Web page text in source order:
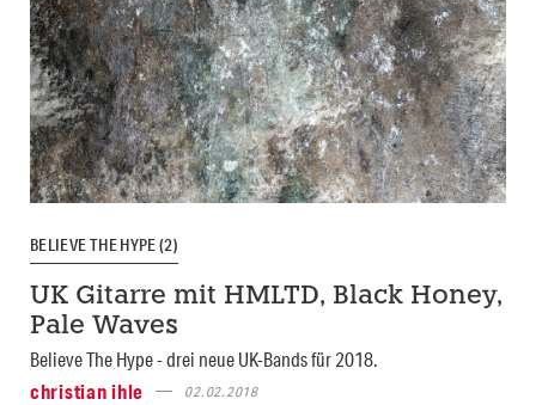
BELIEVE THE HYPE (2)
UK Gitarre mit HMLTD, Black Honey,
Pale Waves
Believe The Hype - drei neue UK-Bands für 2018.
christian ihle
02.02.2018